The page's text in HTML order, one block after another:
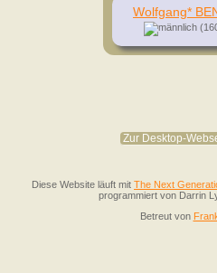
Wolfgang*
Zur Desktop-
Diese Website läuft mit The Next
programmiert von Darrin
Betreut von